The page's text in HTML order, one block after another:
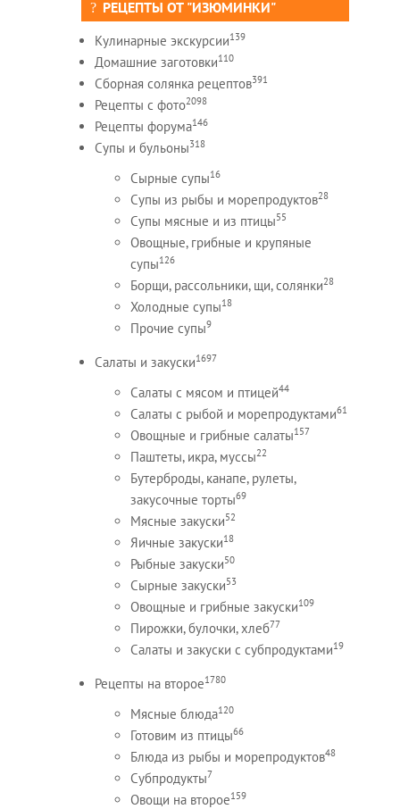
РЕЦЕПТЫ ОТ "ИЗЮМИНКИ"
Кулинарные экскурсии139
Домашние заготовки110
Сборная солянка рецептов391
Рецепты c фото2098
Рецепты форума146
Супы и бульоны318
Сырные супы16
Супы из рыбы и морепродуктов28
Супы мясные и из птицы55
Овощные, грибные и крупяные
супы126
Борщи, рассольники, щи, солянки28
Холодные супы18
Прочие супы9
Салаты и закуски1697
Салаты с мясом и птицей44
Салаты с рыбой и морепродуктами61
Овощные и грибные салаты157
Паштеты, икра, муссы22
Бутерброды, канапе, рулеты,
закусочные торты69
Мясные закуски52
Яичные закуски18
Рыбные закуски50
Сырные закуски53
Овощные и грибные закуски109
Пирожки, булочки, хлеб77
Салаты и закуски с субпродуктами19
Рецепты на второе1780
Мясные блюда120
Готовим из птицы66
Блюда из рыбы и морепродуктов48
Субпродукты7
Овощи на второе159